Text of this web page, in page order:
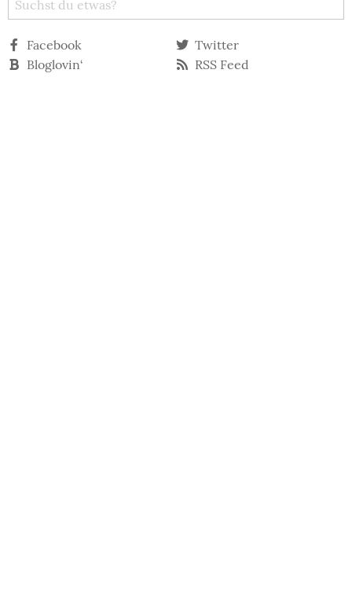
Facebook
Twitter
Bloglovin‘
RSS Feed